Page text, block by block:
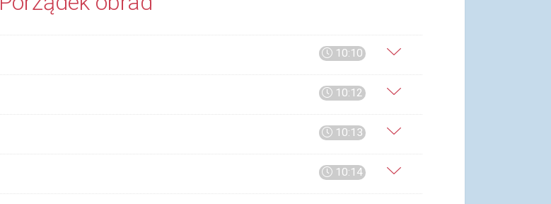
10:10
10:12
10:13
10:14